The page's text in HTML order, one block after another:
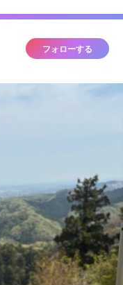
フォローする